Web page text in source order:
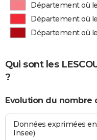
Département où
Département où
Département où
Qui sont les
?
Evolution du nombre
Données exprimées
Insee)